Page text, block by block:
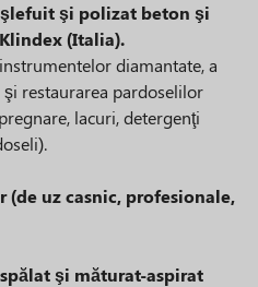
şi polizat beton şi
(Italia).
diamantate, a
restaurarea pardoselilor
lacuri, detergenţi
(de uz casnic, profesionale,
şi măturat-aspirat